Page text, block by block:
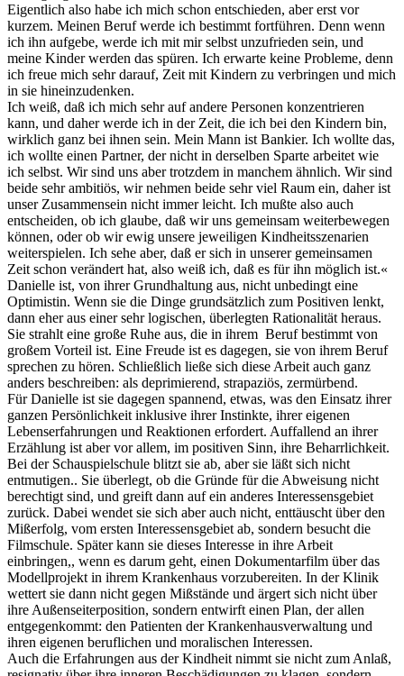
Eigentlich also habe ich mich schon entschieden, aber erst vor
kurzem. Meinen Beruf werde ich bestimmt fortführen. Denn wenn
ich ihn aufgebe, werde ich mit mir selbst unzufrieden sein, und
meine Kinder werden das spüren. Ich erwarte keine Probleme, denn
ich freue mich sehr darauf, Zeit mit Kindern zu verbringen und mich
in sie hineinzudenken.
Ich weiß, daß ich mich sehr auf andere Personen konzentrieren
kann, und daher werde ich in der Zeit, die ich bei den Kindern bin,
wirklich ganz bei ihnen sein. Mein Mann ist Bankier. Ich wollte das,
ich wollte einen Partner, der nicht in derselben Sparte arbeitet wie
ich selbst. Wir sind uns aber trotzdem in manchem ähnlich. Wir sind
beide sehr ambitiös, wir nehmen beide sehr viel Raum ein, daher ist
unser Zusammensein nicht immer leicht. Ich mußte also auch
entscheiden, ob ich glaube, daß wir uns gemeinsam weiterbewegen
können, oder ob wir ewig unsere jeweiligen Kindheitsszenarien
weiterspielen. Ich sehe aber, daß er sich in unserer gemeinsamen
Zeit schon verändert hat, also weiß ich, daß es für ihn möglich ist.«
Danielle ist, von ihrer Grundhaltung aus, nicht unbedingt eine
Optimistin. Wenn sie die Dinge grundsätzlich zum Positiven lenkt,
dann eher aus einer sehr logischen, überlegten Rationalität heraus.
Sie strahlt eine große Ruhe aus, die in ihrem Beruf bestimmt von
großem Vorteil ist. Eine Freude ist es dagegen, sie von ihrem Beruf
sprechen zu hören. Schließlich ließe sich diese Arbeit auch ganz
anders beschreiben: als deprimierend, strapaziös, zermürbend.
Für Danielle ist sie dagegen spannend, etwas, was den Einsatz ihrer
ganzen Persönlichkeit inklusive ihrer Instinkte, ihrer eigenen
Lebenserfahrungen und Reaktionen erfordert. Auffallend an ihrer
Erzählung ist aber vor allem, im positiven Sinn, ihre Beharrlichkeit.
Bei der Schauspielschule blitzt sie ab, aber sie läßt sich nicht
entmutigen.. Sie überlegt, ob die Gründe für die Abweisung nicht
berechtigt sind, und greift dann auf ein anderes Interessensgebiet
zurück. Dabei wendet sie sich aber auch nicht, enttäuscht über den
Mißerfolg, vom ersten Interessensgebiet ab, sondern besucht die
Filmschule. Später kann sie dieses Interesse in ihre Arbeit
einbringen,, wenn es darum geht, einen Dokumentarfilm über das
Modellprojekt in ihrem Krankenhaus vorzubereiten. In der Klinik
wettert sie dann nicht gegen Mißstände und ärgert sich nicht über
ihre Außenseiterposition, sondern entwirft einen Plan, der allen
entgegenkommt: den Patienten der Krankenhausverwaltung und
ihren eigenen beruflichen und moralischen Interessen.
Auch die Erfahrungen aus der Kindheit nimmt sie nicht zum Anlaß,